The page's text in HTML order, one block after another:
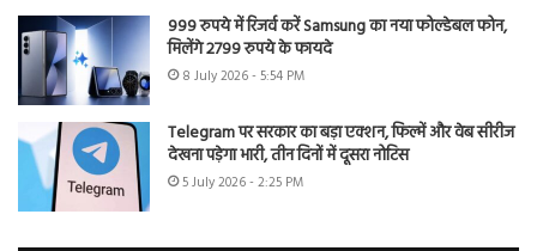
999 रुपये में रिजर्व करें Samsung का नया फोल्डेबल फोन,
मिलेंगे 2799 रुपये के फायदे
8 July 2026 - 5:54 PM
Telegram पर सरकार का बड़ा एक्शन, फिल्में और वेब सीरीज
देखना पड़ेगा भारी, तीन दिनों में दूसरा नोटिस
5 July 2026 - 2:25 PM